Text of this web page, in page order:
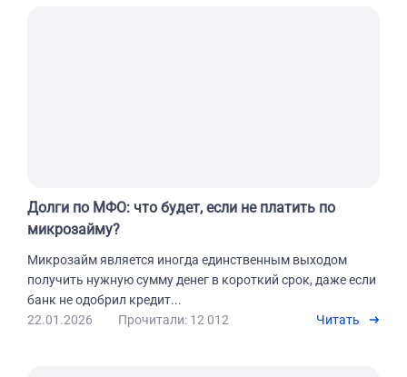
Долги по МФО: что будет, если не платить по
микрозайму?
Микрозайм является иногда единственным выходом
получить нужную сумму денег в короткий срок, даже если
банк не одобрил кредит...
22.01.2026
Прочитали: 12 012 Читать